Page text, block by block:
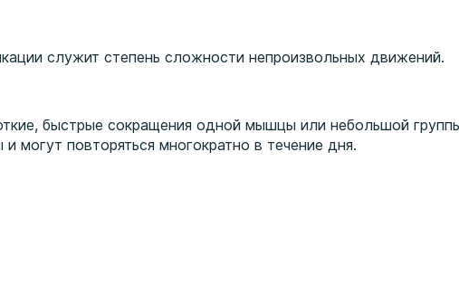
служит степень сложности непроизвольных движений.
быстрые сокращения одной мышцы или небольшой
повторяться многократно в течение дня.